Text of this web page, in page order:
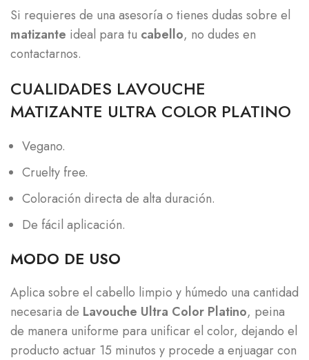
Si requieres de una asesoría o tienes dudas sobre el
matizante ideal para tu cabello, no dudes en
contactarnos.
CUALIDADES LAVOUCHE
MATIZANTE ULTRA COLOR PLATINO
Vegano.
Cruelty free.
Coloración directa de alta duración.
De fácil aplicación.
MODO DE USO
Aplica sobre el cabello limpio y húmedo una cantidad
necesaria de Lavouche Ultra Color Platino, peina
de manera uniforme para unificar el color, dejando el
producto actuar 15 minutos y procede a enjuagar con